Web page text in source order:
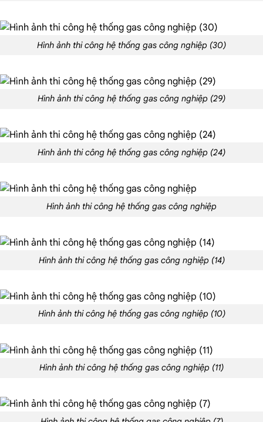
Hình ảnh thi công hệ thống gas công nghiệp (30)
Hình ảnh thi công hệ thống gas công nghiệp (29)
Hình ảnh thi công hệ thống gas công nghiệp (24)
Hình ảnh thi công hệ thống gas công nghiệp
Hình ảnh thi công hệ thống gas công nghiệp (14)
Hình ảnh thi công hệ thống gas công nghiệp (10)
Hình ảnh thi công hệ thống gas công nghiệp (11)